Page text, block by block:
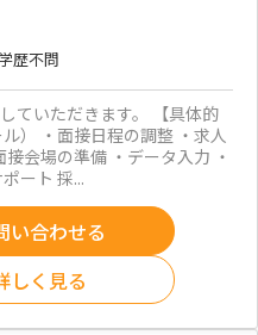
歴不問
ていただきます。 【具体的
） ・面接日程の調整 ・求人
会場の準備 ・データ入力 ・
ート 採...
い合わせる
しく見る